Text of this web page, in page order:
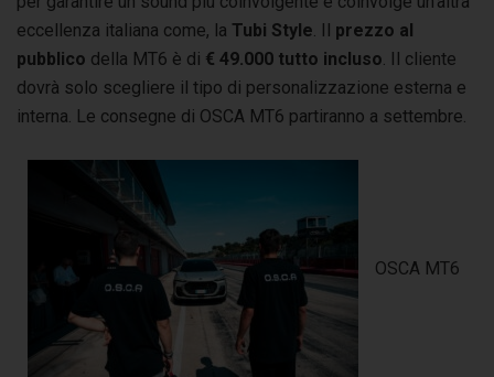
eccellenza italiana come, la Tubi Style . Il prezzo al
pubblico della MT6 è di € 49.000 tutto incluso . Il cliente
dovrà solo scegliere il tipo di personalizzazione esterna e
interna. Le consegne di OSCA MT6 partiranno a settembre.
OSCA MT6